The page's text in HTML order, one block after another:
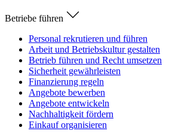
Betriebe führen
Personal rekrutieren und führen
Arbeit und Betriebskultur gestalten
Betrieb führen und Recht umsetzen
Sicherheit gewährleisten
Finanzierung regeln
Angebote bewerben
Angebote entwickeln
Nachhaltigkeit fördern
Einkauf organisieren